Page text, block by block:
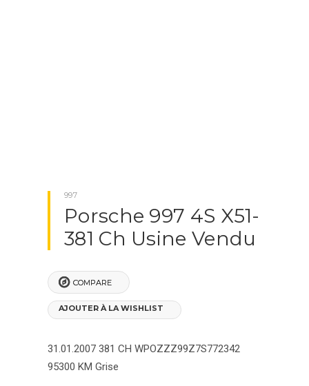
X CLOSE
997
Porsche 997 4S X51-
381 Ch Usine Vendu
COMPARE
AJOUTER À LA WISHLIST
31.01.2007 381 CH WPOZZZ99Z7S772342
95300 KM Grise